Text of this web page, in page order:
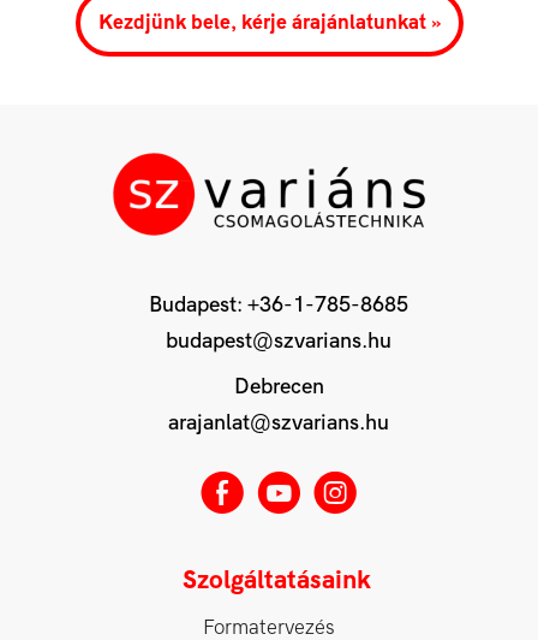
Kezdjünk bele, kérje árajánlatunkat »
Budapest: +36-1-785-8685
budapest@szvarians.hu
Debrecen
arajanlat@szvarians.hu
E M Q
Szolgáltatásaink
Formatervezés